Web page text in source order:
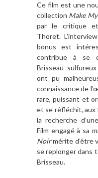
Ce film est une
collection Make
par le critique et
Thoret.
bonus est
contribue à se
Brisseau
ont pu
connaissance de
rare, puissant et
et se réfléchit, aux
la recherche
Film engagé à sa
Noirmérite d’être
se replonger dans
Brisseau.